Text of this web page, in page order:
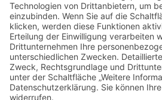
Website Administration